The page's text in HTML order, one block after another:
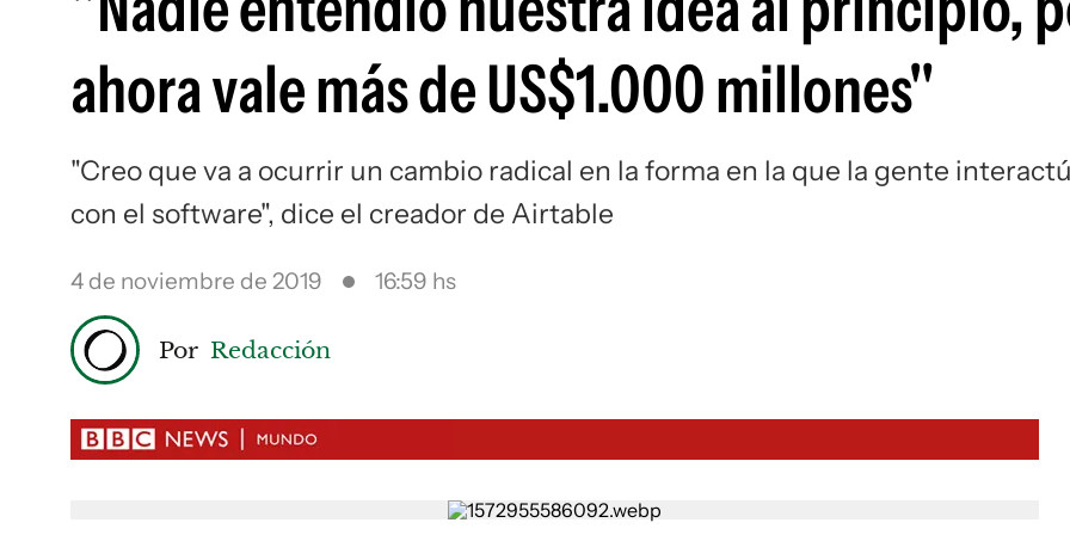
ahora vale más de US$1.000 millones"
"Creo que va a ocurrir un cambio radical en la forma en la que la gente
con el software", dice el creador de Airtable
4 de noviembre de 2019 16:59 hs
Por Redacción